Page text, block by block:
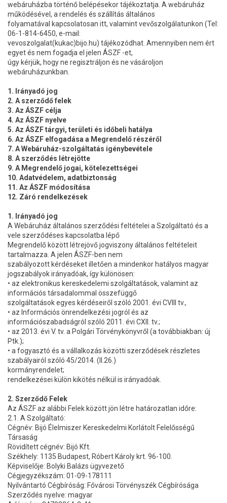
webáruházba történő belépésekor tájékoztatja. A webáruház
működésével, a rendelés és szállítás általános
folyamatával kapcsolatosan itt, valamint vevőszolgálatunkon (Tel:
06-1-814-6450, e-mail:
vevoszolgalat(kukac)bijo.hu) tájékozódhat. Amennyiben nem ért
egyet és nem fogadja el jelen ÁSZF -et,
úgy kérjük, hogy ne regisztráljon és ne vásároljon
webáruházunkban.
1. Irányadó jog
2. A szerződő felek
3. Az ÁSZF célja
4. Az ÁSZF nyelve
5. Az ÁSZF tárgyi, területi és időbeli hatálya
6. Az ÁSZF elfogadása a Megrendelő részéről
7. A Webáruház-szolgáltatás igénybevétele
8. A szerződés létrejötte
9. A Megrendelő jogai, kötelezettségei
10. Adatvédelem, adatbiztonság
11. Az ÁSZF módosítása
12. Záró rendelkezések
1. Irányadó jog
A Webáruház általános szerződési feltételei a Szolgáltató és a
vele szerződéses kapcsolatba lépő
Megrendelő között létrejövő jogviszony általános feltételeit
tartalmazza. A jelen ÁSZF-ben nem
szabályozott kérdéseket illetően a mindenkor hatályos magyar
jogszabályok irányadóak, így különösen:
• az elektronikus kereskedelemi szolgáltatások, valamint az
információs társadalommal összefüggő
szolgáltatások egyes kérdéseiről szóló 2001. évi CVIII tv.,
• az Információs önrendelkezési jogról és az
információszabadságról szóló 2011. évi CXII. tv.;
• az 2013. évi V. tv. a Polgári Törvénykönyvről (a továbbiakban: új
Ptk.);
• a fogyasztó és a vállalkozás közötti szerződések részletes
szabályairól szóló 45/2014. (II.26.)
kormányrendelet;
rendelkezései külön kikötés nélkül is irányadóak.
2. Szerződő Felek
Az ÁSZF az alábbi Felek között jön létre határozatlan időre:
2.1. A Szolgáltató:
Cégnév: Bijó Élelmiszer Kereskedelmi Korlátolt Felelősségű
Társaság
Rövidített cégnév: Bijó Kft.
Székhely: 1135 Budapest, Róbert Károly krt. 96-100.
Képviselője: Bolyki Balázs ügyvezető
Cégjegyzékszám: 01-09-178111
Nyilvántartó Cégbíróság: Fővárosi Törvényszék Cégbírósága
Szerződés nyelve: magyar